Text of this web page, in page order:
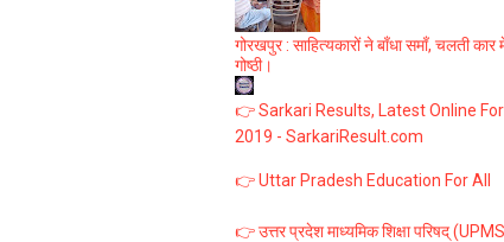
गोरखपुर : साहित्यकारों ने बाँधा समाँ, चलती कार
गोष्ठी।
👉 Sarkari Results, Latest Online
2019 - SarkariResult.com
👉 Uttar Pradesh Education For All
👉 उत्तर प्रदेश माध्यमिक शिक्षा परिषद्